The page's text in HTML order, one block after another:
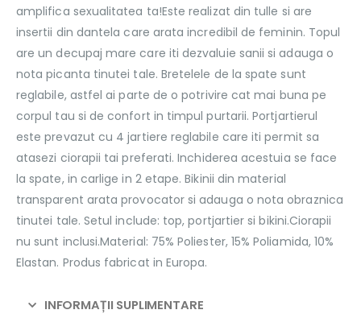
amplifica sexualitatea ta!Este realizat din tulle si are
insertii din dantela care arata incredibil de feminin. Topul
are un decupaj mare care iti dezvaluie sanii si adauga o
nota picanta tinutei tale. Bretelele de la spate sunt
reglabile, astfel ai parte de o potrivire cat mai buna pe
corpul tau si de confort in timpul purtarii. Portjartierul
este prevazut cu 4 jartiere reglabile care iti permit sa
atasezi ciorapii tai preferati. Inchiderea acestuia se face
la spate, in carlige in 2 etape. Bikinii din material
transparent arata provocator si adauga o nota obraznica
tinutei tale. Setul include: top, portjartier si bikini.Ciorapii
nu sunt inclusi.Material: 75% Poliester, 15% Poliamida, 10%
Elastan. Produs fabricat in Europa.
INFORMAȚII SUPLIMENTARE